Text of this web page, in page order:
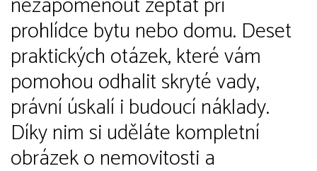
prohlídce bytu nebo domu. Deset
praktických otázek, které vám
pomohou odhalit skryté vady,
právní úskalí i budoucí náklady.
Díky nim si uděláte kompletní
obrázek o nemovitosti a